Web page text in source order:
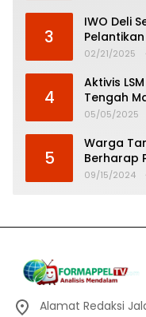
3
IWO Deli
Serdang
02/21/2025
4
Aktivis
Tengah
Tinggi
05/05/2025
5
Warga
Berharap
Banjir
09/15/2024
Alamat Redaksi